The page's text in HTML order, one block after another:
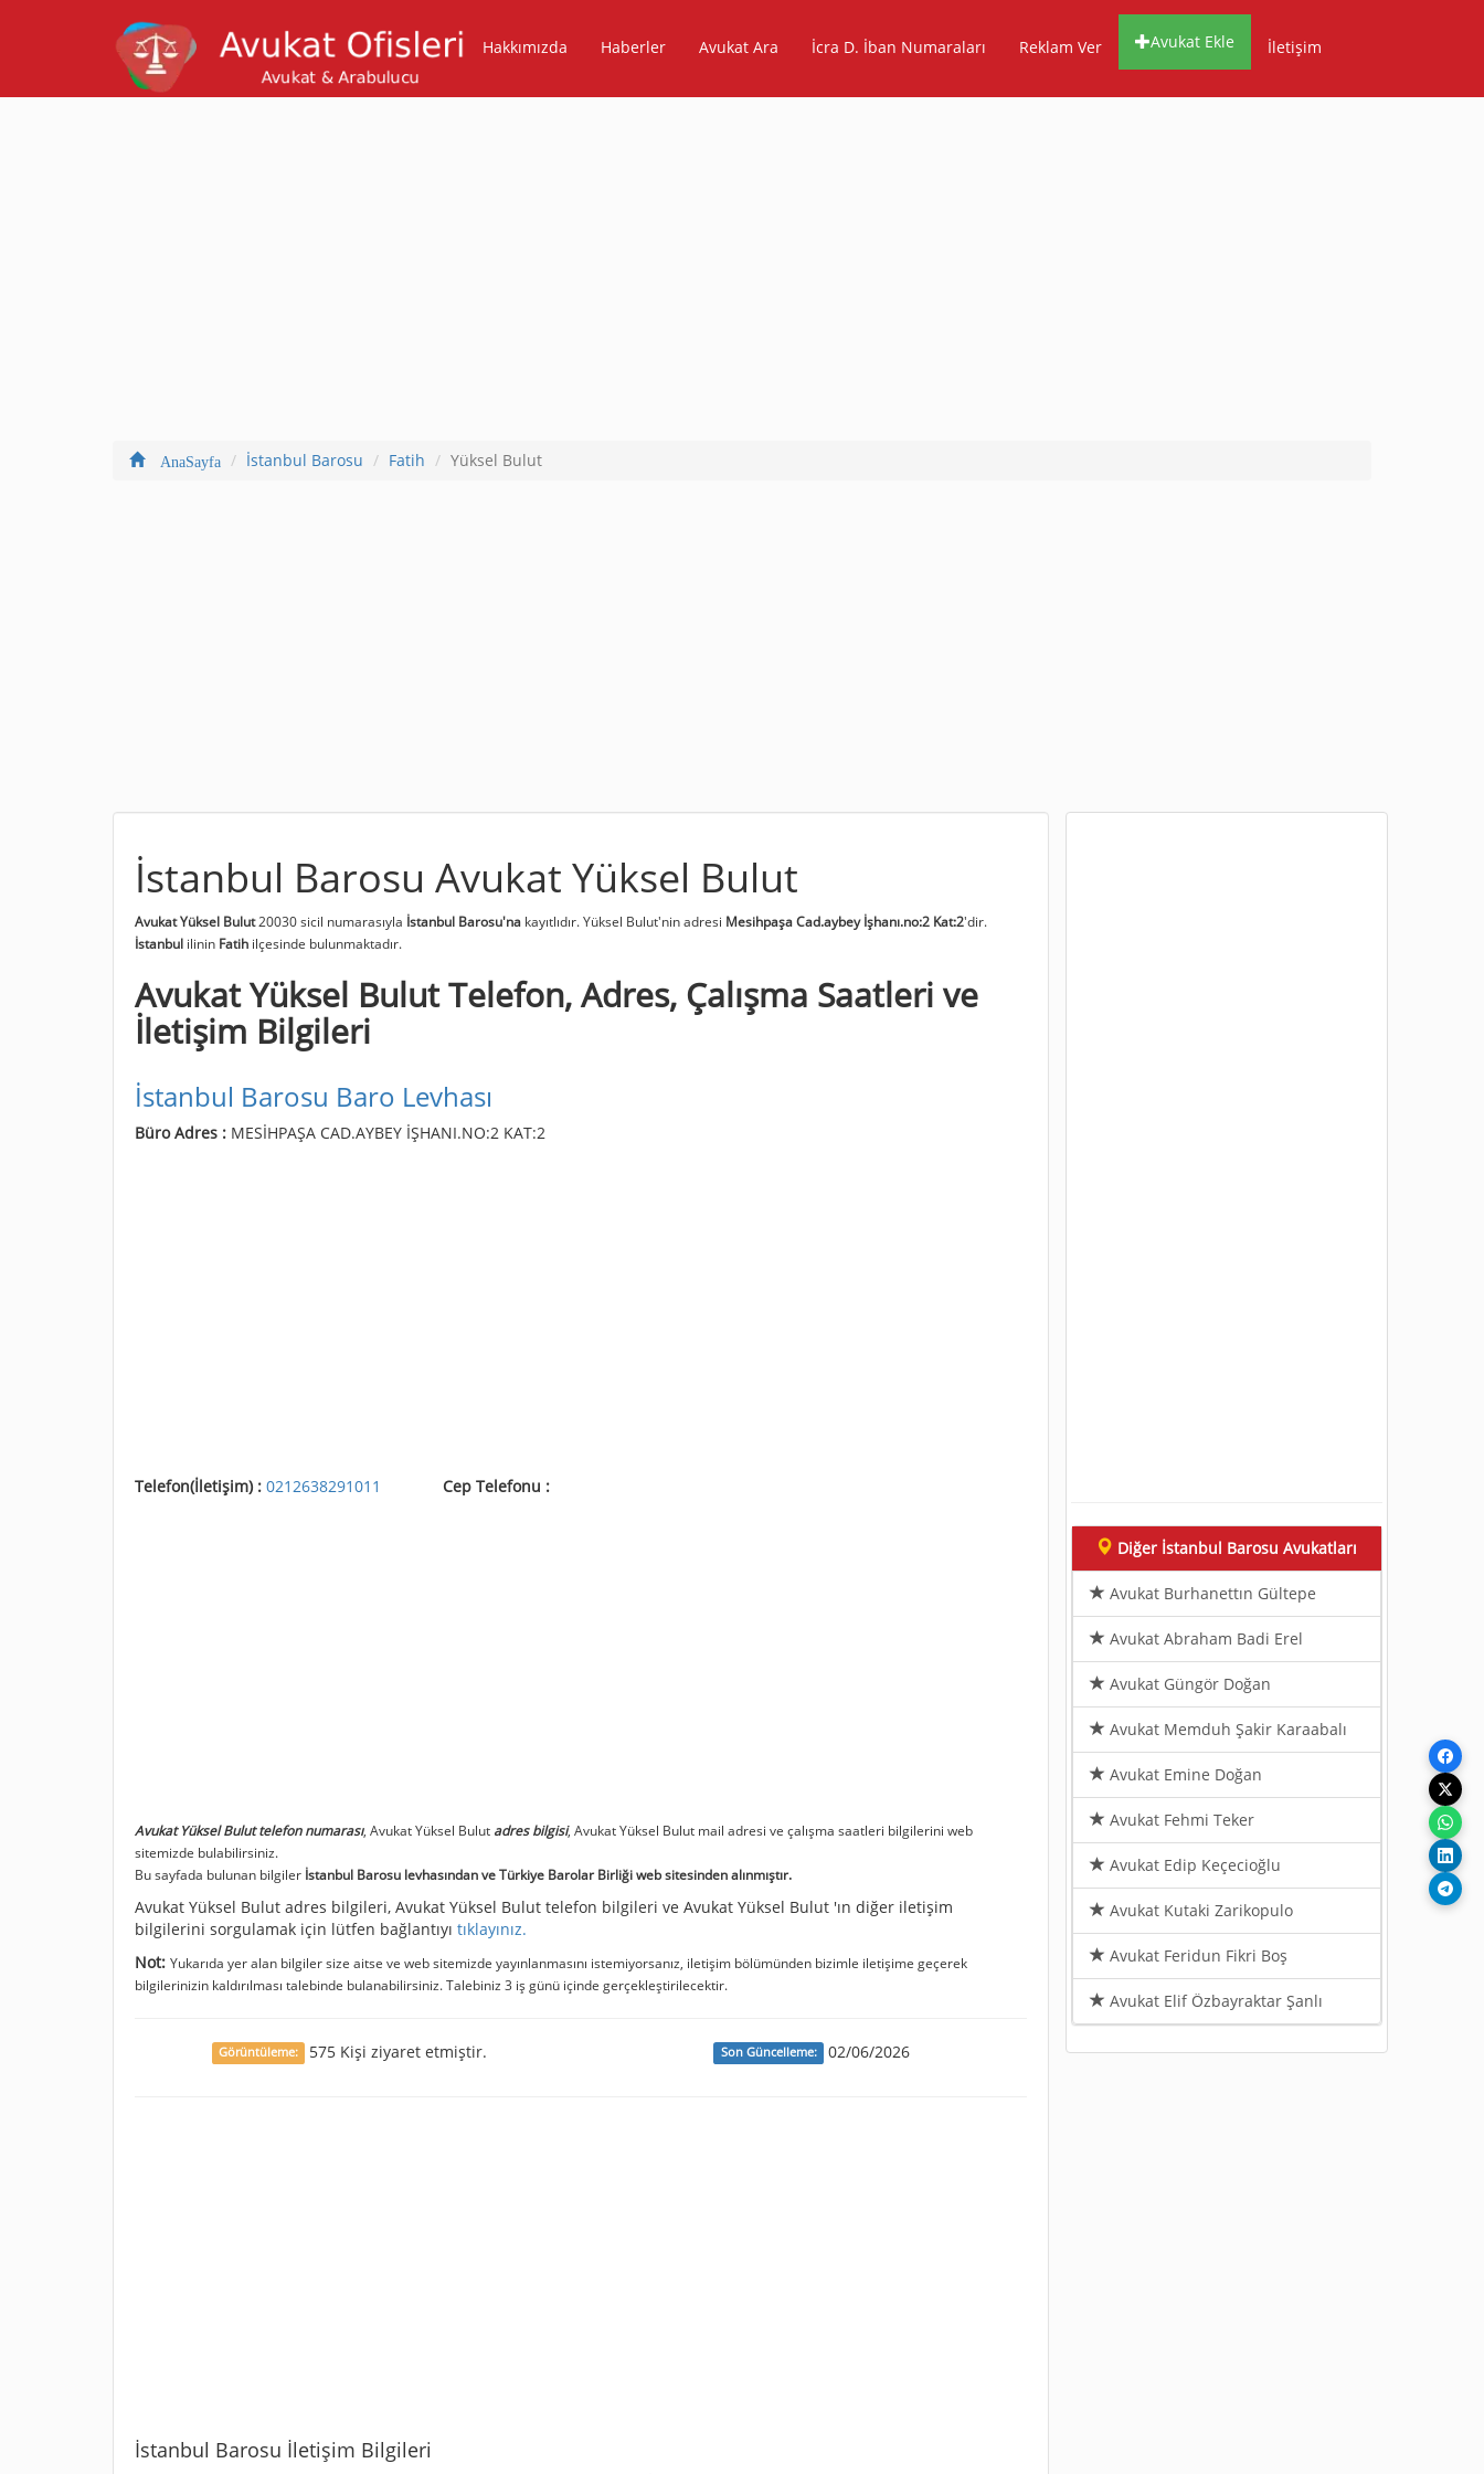
Hakkımızda Haberler Avukat Ara İcra D. İban Numaraları Reklam Ver Avukat Ekle İletişim
AnaSayfa İstanbul Barosu Fatih Yüksel Bulut
İstanbul Barosu Avukat Yüksel Bulut
Avukat Yüksel Bulut20030 sicil numarasıyla İstanbul Barosu'na kayıtlıdır. Yüksel Bulut'nin adresi Mesihpaşa Cad.aybey İşhanı.no:2 Kat:2'dir.
İstanbul ilinin Fatih ilçesinde bulunmaktadır.
Avukat Yüksel Bulut Telefon, Adres, Çalışma Saatleri ve
İletişim Bilgileri
İstanbul Barosu Baro Levhası
Büro Adres : MESİHPAŞA CAD.AYBEY İŞHANI.NO:2 KAT:2
Telefon(İletişim) : 0212638291011 Cep Telefonu :
Avukat Yüksel Bulut telefon numarası, Avukat Yüksel Bulut adres bilgisi, Avukat Yüksel Bulut mail adresi ve çalışma saatleri bilgilerini web
sitemizde bulabilirsiniz.
Bu sayfada bulunan bilgiler İstanbul Barosu levhasından ve Türkiye Barolar Birliği web sitesinden alınmıştır.
Avukat Yüksel Bulut adres bilgileri, Avukat Yüksel Bulut telefon bilgileri ve Avukat Yüksel Bulut 'ın diğer iletişim
bilgilerini sorgulamak için lütfen bağlantıyı tıklayınız.
Not: Yukarıda yer alan bilgiler size aitse ve web sitemizde yayınlanmasını istemiyorsanız, iletişim bölümünden bizimle iletişime geçerek
bilgilerinizin kaldırılması talebinde bulanabilirsiniz. Talebiniz 3 iş günü içinde gerçekleştirilecektir.
Görüntüleme: 575 Kişi ziyaret etmiştir. Son Güncelleme: 02/06/2026
İstanbul Barosu İletişim Bilgileri
Diğer İstanbul Barosu Avukatları
Avukat Burhanettın Gültepe
Avukat Abraham Badi Erel
Avukat Güngör Doğan
Avukat Memduh Şakir Karaabalı
Avukat Emine Doğan
Avukat Fehmi Teker
Avukat Edip Keçecioğlu
Avukat Kutaki Zarikopulo
Avukat Feridun Fikri Boş
Avukat Elif Özbayraktar Şanlı